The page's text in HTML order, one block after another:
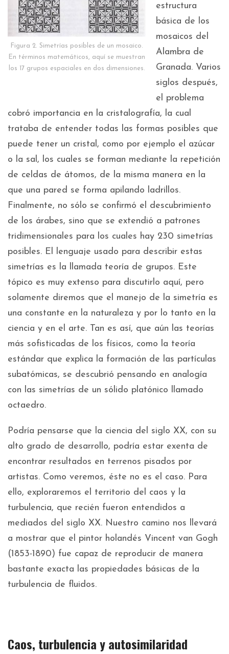
Figura 2. Simetrías posibles de un mosaico.
En términos matemáticos, aquí se muestran
los 17 grupos espaciales en dos dimensiones.
estructura
básica de los
mosaicos del
Alambra de
Granada. Varios
siglos después,
el problema
cobró importancia en la cristalografía, la cual
trataba de entender todas las formas posibles que
puede tener un cristal, como por ejemplo el azúcar
o la sal, los cuales se forman mediante la repetición
de celdas de átomos, de la misma manera en la
que una pared se forma apilando ladrillos.
Finalmente, no sólo se confirmó el descubrimiento
de los árabes, sino que se extendió a patrones
tridimensionales para los cuales hay 230 simetrías
posibles. El lenguaje usado para describir estas
simetrías es la llamada teoría de grupos. Este
tópico es muy extenso para discutirlo aquí, pero
solamente diremos que el manejo de la simetría es
una constante en la naturaleza y por lo tanto en la
ciencia y en el arte. Tan es así, que aún las teorías
más sofisticadas de los físicos, como la teoría
estándar que explica la formación de las partículas
subatómicas, se descubrió pensando en analogía
con las simetrías de un sólido platónico llamado
octaedro.
Podría pensarse que la ciencia del siglo XX, con su
alto grado de desarrollo, podría estar exenta de
encontrar resultados en terrenos pisados por
artistas. Como veremos, éste no es el caso. Para
ello, exploraremos el territorio del caos y la
turbulencia, que recién fueron entendidos a
mediados del siglo XX. Nuestro camino nos llevará
a mostrar que el pintor holandés Vincent van Gogh
(1853-1890) fue capaz de reproducir de manera
bastante exacta las propiedades básicas de la
turbulencia de fluidos.
Caos, turbulencia y autosimilaridad